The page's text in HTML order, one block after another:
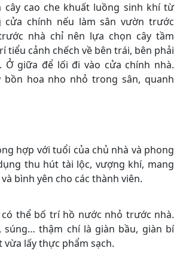
cây cao che khuất luồng sinh khí từ
cửa chính nếu làm sân vườn trước
nhà chỉ nên lựa chọn cây tầm
tiểu cảnh chếch về bên trái, bên phải
Ở giữa để lối đi vào cửa chính nhà.
bồn hoa nho nhỏ trong sân, quanh
hợp với tuổi của chủ nhà và phong
thu hút tài lộc, vượng khí, mang
bình yên cho các thành viên.
thể bố trí hồ nước nhỏ trước nhà.
súng… thậm chí là giàn bầu, giàn bí
vừa lấy thực phẩm sạch.